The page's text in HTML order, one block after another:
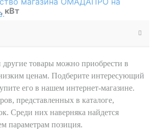
кВт
другие товары можно приобрести в
ценам. Подберите интересующий
его в нашем интернет-магазине.
представленных в каталоге,
Среди них наверняка найдется
параметрам позиция.